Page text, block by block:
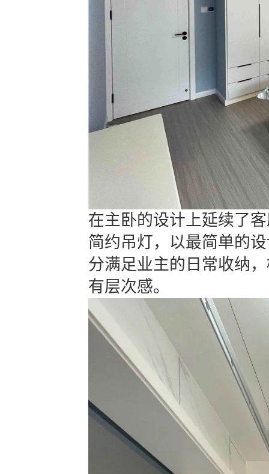
在主卧的设计上延续了
简约吊灯，以最简单的
分满足业主的日常收纳
有层次感。